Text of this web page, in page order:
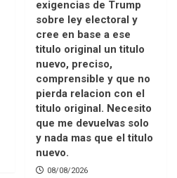
exigencias de Trump
sobre ley electoral y
cree en base a ese
titulo original un titulo
nuevo, preciso,
comprensible y que no
pierda relacion con el
titulo original. Necesito
que me devuelvas solo
y nada mas que el titulo
nuevo.
08/08/2026